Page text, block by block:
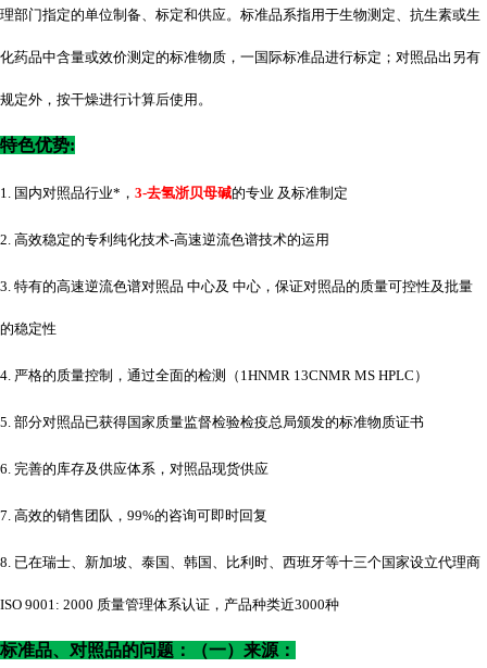
理部门指定的单位制备、标定和供应。标准品系指用于生物测定、抗生素或生
化药品中含量或效价测定的标准物质，一国际标准品进行标定；对照品出另有
规定外，按干燥进行计算后使用。
特色优势:
1. 国内对照品行业*， 3-去氢浙贝母碱的专业 及标准制定
2. 高效稳定的专利纯化技术-高速逆流色谱技术的运用
3. 特有的高速逆流色谱对照品 中心及 中心，保证对照品的质量可控性及批量
的稳定性
4. 严格的质量控制，通过全面的检测（1HNMR 13CNMR MS HPLC）
5. 部分对照品已获得国家质量监督检验检疫总局颁发的标准物质证书
6. 完善的库存及供应体系，对照品现货供应
7. 高效的销售团队，99%的咨询可即时回复
8. 已在瑞士、新加坡、泰国、韩国、比利时、西班牙等十三个国家设立代理商
ISO 9001: 2000 质量管理体系认证，产品种类近3000种
标准品、对照品的问题：（一）来源：